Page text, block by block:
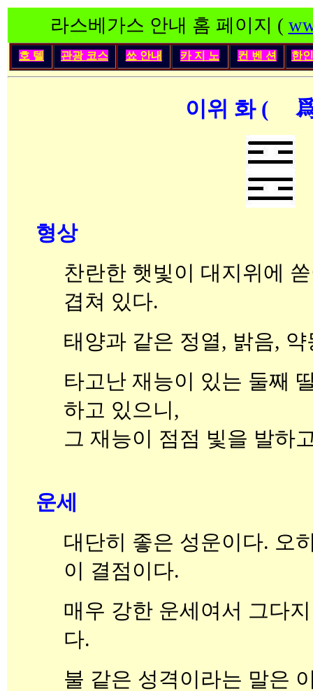
라스베가스 안내 홈 페이지 (
호 텔 관광 코스 쑈 안내 카 지 노 컨 벤 션 한인
이위 화 ( 離
형상
찬란한 햇빛이 대지위에
겹쳐 있다.
태양과 같은 정열, 밝음,
타고난 재능이 있는 둘째
하고 있으니,
그 재능이 점점 빛을 발하
운세
대단히 좋은 성운이다. 오
이 결점이다.
매우 강한 운세여서 그다
다.
불 같은 성격이라는 말은